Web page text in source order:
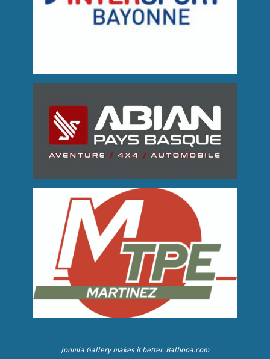
Joomla Gallerymakes it better. Balbooa.com